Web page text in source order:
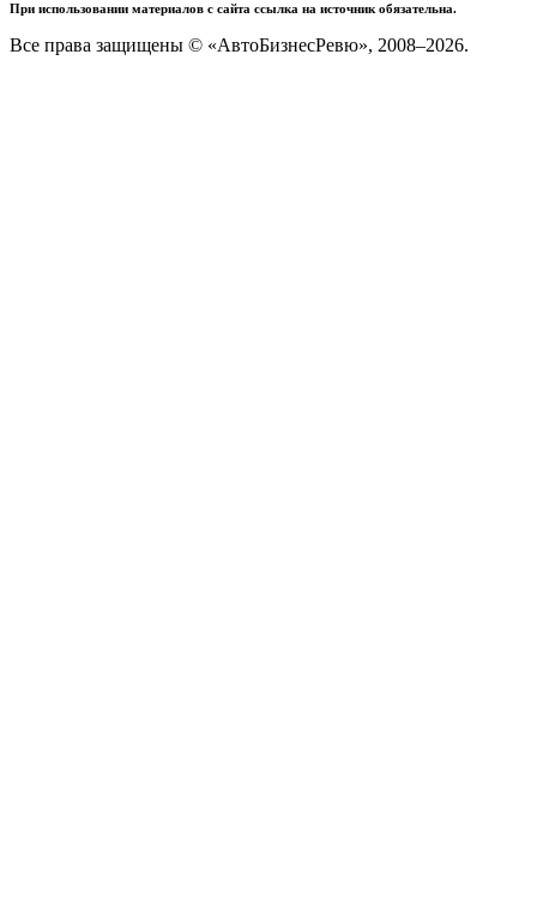
При использовании материалов с сайта ссылка на источник обязательна.
Все права защищены © «АвтоБизнесРевю», 2008–2026.